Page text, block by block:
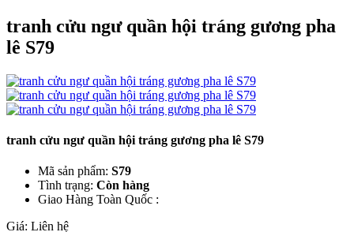
tranh cửu ngư quần hội tráng gương pha
lê S79
tranh cửu ngư quần hội tráng gương pha lê S79
Mã sản phẩm: S79
Tình trạng: Còn hàng
Giao Hàng Toàn Quốc :
Giá: Liên hệ